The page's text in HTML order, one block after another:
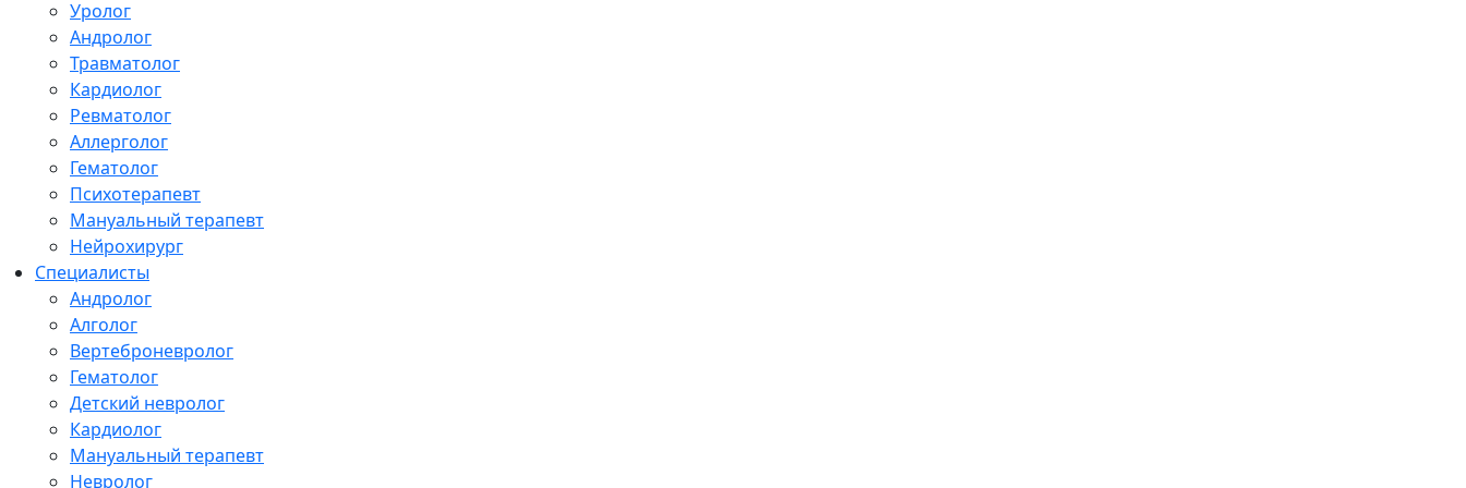
Уролог
Андролог
Травматолог
Кардиолог
Ревматолог
Аллерголог
Гематолог
Психотерапевт
Мануальный терапевт
Нейрохирург
Специалисты
Андролог
Алголог
Вертеброневролог
Гематолог
Детский невролог
Кардиолог
Мануальный терапевт
Невролог